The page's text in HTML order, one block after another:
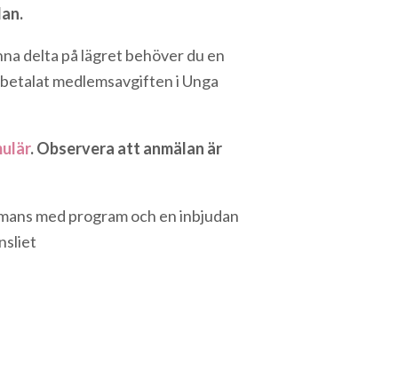
delta på lägret behöver du en
medlemsavgiften i Unga
. Observera att anmälan är
med program och en inbjudan